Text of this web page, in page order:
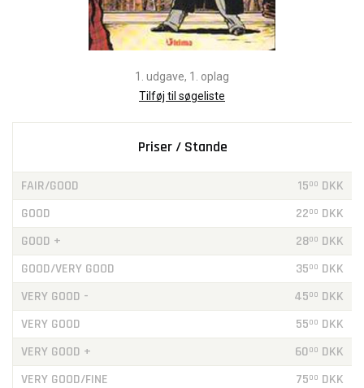
1. udgave, 1. oplag
Tilføj til søgeliste
Priser / Stande
FAIR/GOOD 1500 DKK
GOOD
2200 DKK
GOOD +
2800 DKK
GOOD/VERY GOOD
3500 DKK
VERY GOOD -
4500 DKK
VERY GOOD
5500 DKK
VERY GOOD +
6000 DKK
VERY GOOD/FINE
7500 DKK